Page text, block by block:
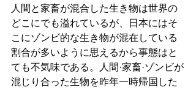
人間と家畜が混合した生き物は世界の
どこにでも溢れているが、日本にはそ
こにゾンビ的な生き物が混在している
割合が多いように思えるから事態はと
ても不気味である。人間·家畜·ゾンビが
混じり合った生物を昨年一時帰国した